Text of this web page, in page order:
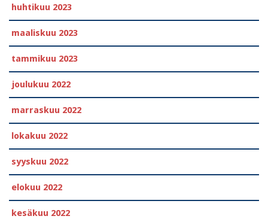
huhtikuu 2023
maaliskuu 2023
tammikuu 2023
joulukuu 2022
marraskuu 2022
lokakuu 2022
syyskuu 2022
elokuu 2022
kesäkuu 2022